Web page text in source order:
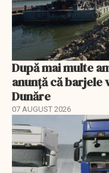
După mai multe
anunță că barjele
Dunăre
07 AUGUST 2026